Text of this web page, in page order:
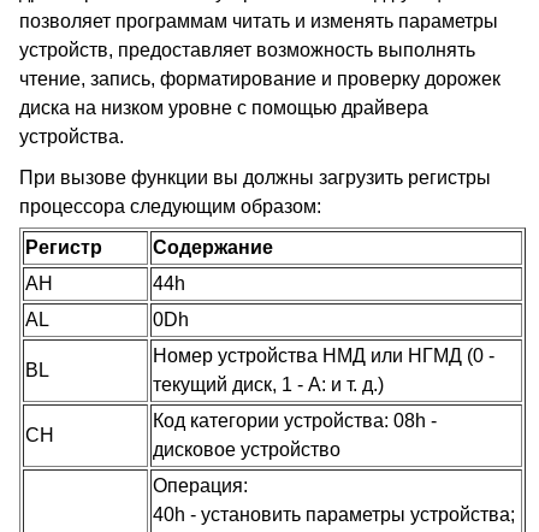
позволяет программам читать и изменять параметры
устройств, предоставляет возможность выполнять
чтение, запись, форматирование и проверку дорожек
диска на низком уровне с помощью драйвера
устройства.
При вызове функции вы должны загрузить регистры
процессора следующим образом:
Регистр
Содержание
AH
44h
AL
0Dh
BL
Номер устройства НМД или НГМД (0 -
текущий диск, 1 - А: и т. д.)
CH
Код категории устройства: 08h -
дисковое устройство
Операция:
40h - установить параметры устройства;